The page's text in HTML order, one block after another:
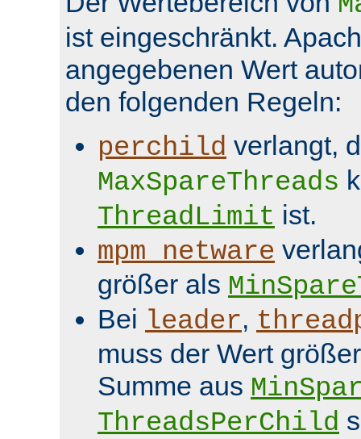
ist eingeschränkt.
angegebenen Wert
den folgenden Regeln:
perchild verlangt,
MaxSpareThreads
ThreadLimit ist.
mpm_netware
größer als
Bei leader,
muss der Wert
Summe aus
ThreadsPerChild